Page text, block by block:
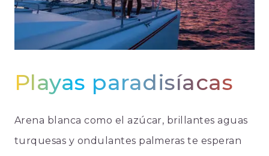
Playas paradisíacas
Arena blanca como el azúcar, brillantes aguas
turquesas y ondulantes palmeras te esperan